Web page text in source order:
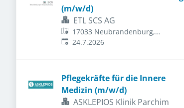
(m/w/d)
ETL SCS AG
17033 Neubrandenburg,
Deutschland
Veröffentlicht
24.7.2026
Pflegekräfte für die Innere
Medizin (m/w/d)
ASKLEPIOS Klinik Parchim